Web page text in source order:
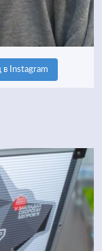
в Instagram